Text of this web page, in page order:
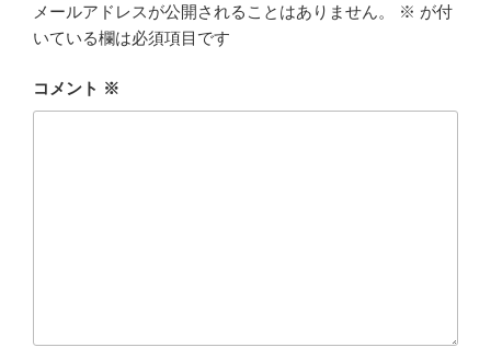
メールアドレスが公開されることはありません。 ※ が付
いている欄は必須項目です
コメント ※